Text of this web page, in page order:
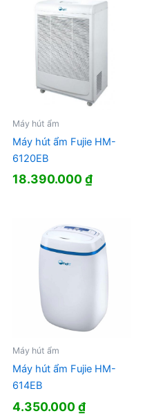
Máy hút ẩm
Máy hút ẩm Fujie HM-
6120EB
18.390.000₫
Máy hút ẩm
Máy hút ẩm Fujie HM-
614EB
4.350.000₫